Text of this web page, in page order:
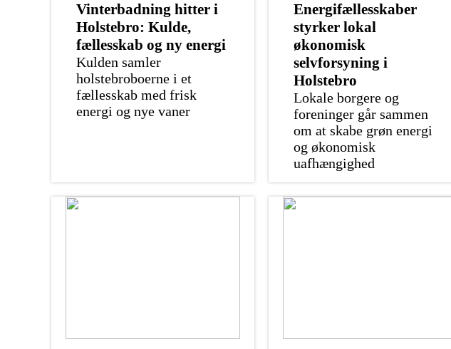
Vinterbadning hitter i
Holstebro: Kulde,
fællesskab og ny energi
Kulden samler
holstebroboerne i et
fællesskab med frisk
energi og nye vaner
Energifællesskaber
styrker lokal
økonomisk
selvforsyning i
Holstebro
Lokale borgere og
foreninger går sammen
om at skabe grøn energi
og økonomisk
uafhængighed